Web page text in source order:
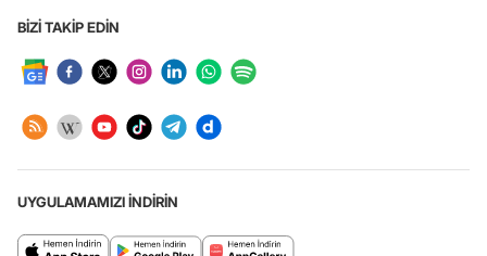
BİZİ TAKİP EDİN
UYGULAMAMIZI İNDİRİN